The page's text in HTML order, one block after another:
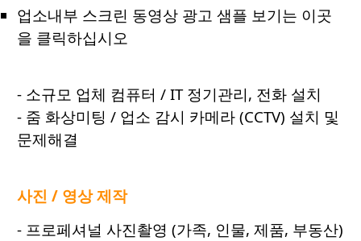
업소내부 스크린 동영상 광고 샘플 보기는 이곳
을 클릭하십시오
- 소규모 업체 컴퓨터 / IT 정기관리, 전화 설치
- 줌 화상미팅 / 업소 감시 카메라 (CCTV) 설치 및
문제해결
사진 / 영상 제작
- 프로페셔널 사진촬영 (가족, 인물, 제품, 부동산)